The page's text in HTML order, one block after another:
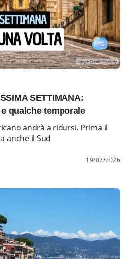
SETTIMANA:
qualche temporale
andrà a ridursi. Prima il
anche il Sud
19/07/2026